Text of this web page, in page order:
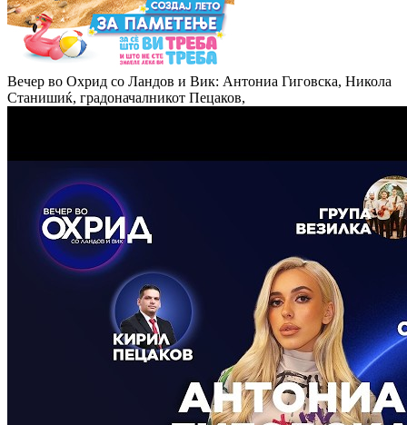
Вечер во Охрид со Ландов и Вик: Антониа Гиговска, Никола
Станишиќ, градоначалникот Пецаков,